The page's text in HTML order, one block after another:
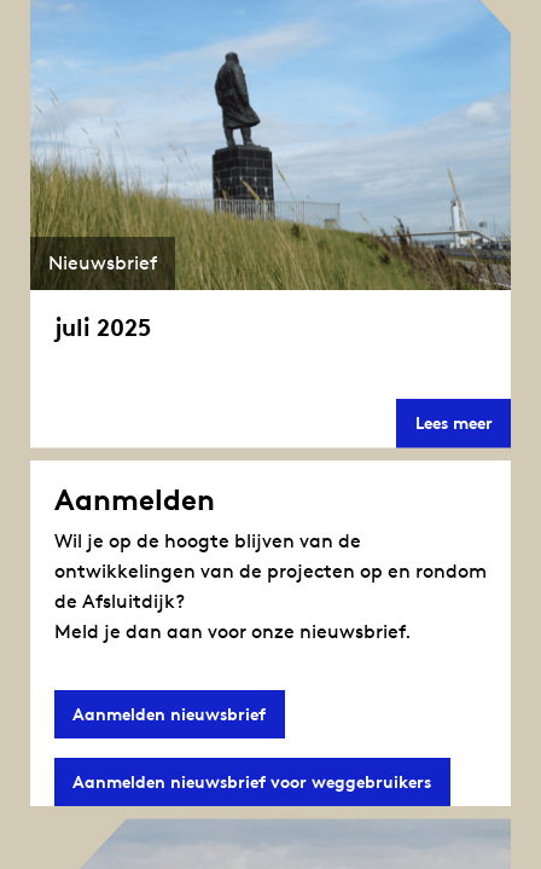
juli 2025
Lees meerjuli
Nieuwsbrief
Aanmelden
Wil je op de hoogte blijven van de
ontwikkelingen van de projecten op en rondom
de Afsluitdijk?
Meld je dan aan voor onze nieuwsbrief.
Aanmelden nieuwsbrief
Aanmelden nieuwsbrief voor weggebruikers